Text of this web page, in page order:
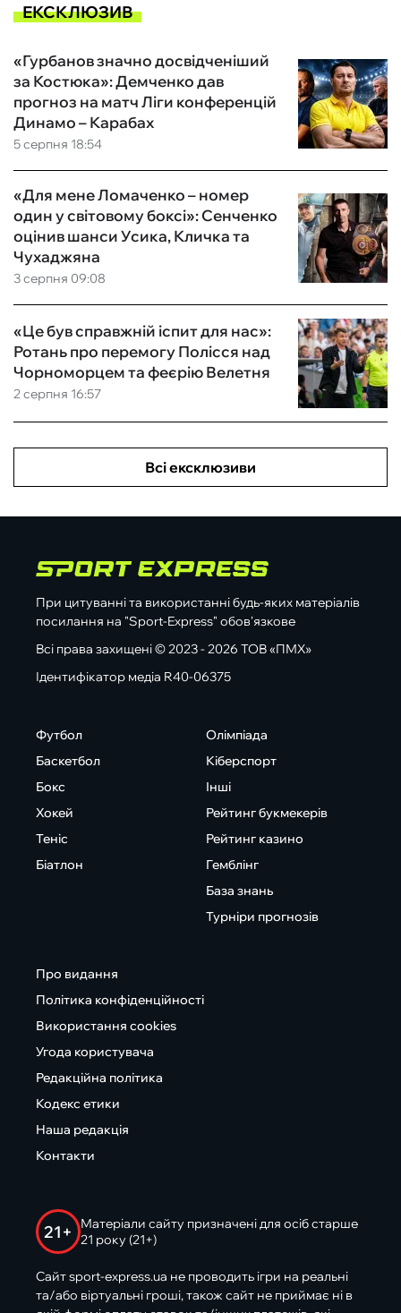
ЕКСКЛЮЗИВ
5 серпня 18:54
«Гурбанов значно досвідченіший
за Костюка»: Демченко дав
прогноз на матч Ліги конференцій
Динамо – Карабах
3 серпня 09:08
«Для мене Ломаченко – номер
один у світовому боксі»: Сенченко
оцінив шанси Усика, Кличка та
Чухаджяна
2 серпня 16:57
«Це був справжній іспит для нас»:
Ротань про перемогу Полісся над
Чорноморцем та феєрію Велетня
Всі ексклюзиви
При цитуванні та використанні будь-яких матеріалів
посилання на "Sport-Express" обов'язкове
Всі права захищені © 2023 - 2026 ТОВ «ПМХ»
Ідентифікатор медіа R40-06375
Футбол
Баскетбол
Бокс
Хокей
Теніс
Біатлон
Олімпіада
Кіберспорт
Інші
Рейтинг букмекерів
Рейтинг казино
Гемблінг
База знань
Турніри прогнозів
Про видання
Політика конфіденційності
Використання cookies
Угода користувача
Редакційна політика
Кодекс етики
Наша редакція
Контакти
21+
Матеріали сайту призначені для осіб старше
21 року (21+)
Сайт sport-express.ua не проводить ігри на реальні
та/або віртуальні гроші, також сайт не приймає ні в